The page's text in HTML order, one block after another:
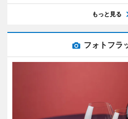
もっと見る
フォトフラ